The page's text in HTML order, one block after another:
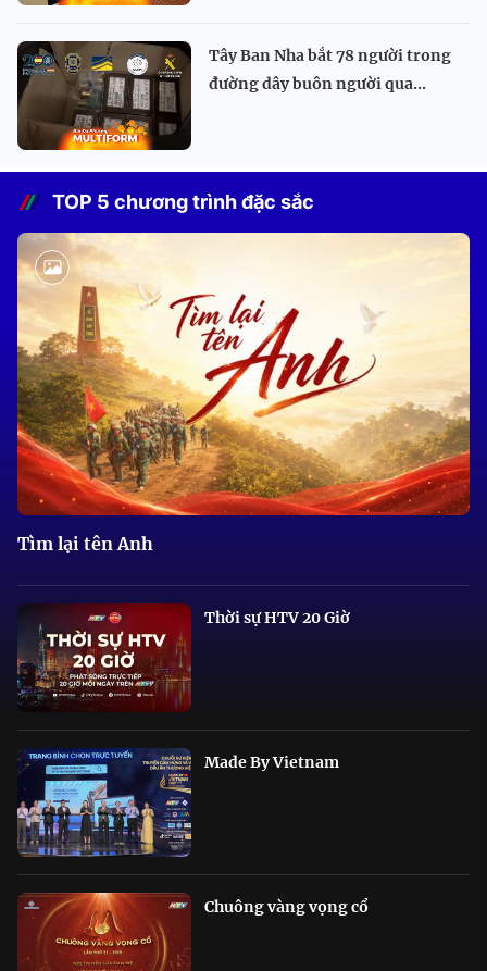
Tây Ban Nha bắt 78 người trong
đường dây buôn người qua...
TOP 5 chương trình đặc sắc
Tìm lại tên Anh
Thời sự HTV 20 Giờ
Made By Vietnam
Chuông vàng vọng cổ